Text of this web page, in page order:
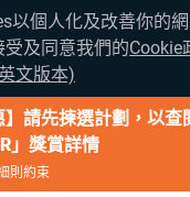
以個人化及改善你的
及同意我們的Cookie
文版本)
】請先揀選計劃，以
」獎賞詳情
則約束